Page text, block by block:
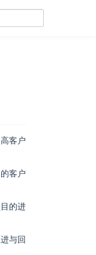
客户
客户
的进
与回